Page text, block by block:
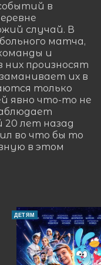
в
случай. В
матча,
и
них произносят
их в
только
явно что-то не
20 лет назад
во что бы то
в этом
ДЕТЯМ